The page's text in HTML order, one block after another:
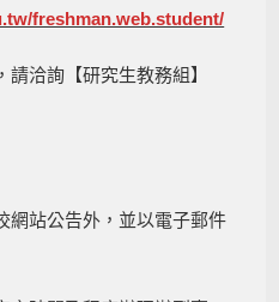
freshman.web.student/
洽詢【研究生教務組】
網站公告外，並以電子郵件